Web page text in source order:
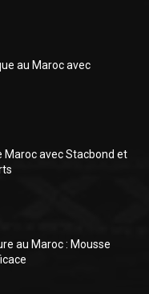
au Maroc avec
Maroc avec Stacbond et
au Maroc : Mousse